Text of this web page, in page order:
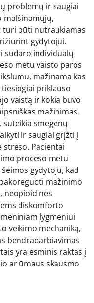
problemų ir saugiai
malšinamųjų,
būti nutraukiamas
gydytojui.
sudaro individualų
metu vaisto paros
mažinama kas
tiesiogiai priklauso
vaistą ir kokia buvo
mažinimas,
smegenų
ir saugiai grįžti į
streso. Pacientai
proceso metu
gydytoju, kad
mažinimo
neopioidines
diskomforto
lygmeniui
veikimo mechaniką,
bendradarbiavimas
yra esminis raktas į
ar ūmaus skausmo